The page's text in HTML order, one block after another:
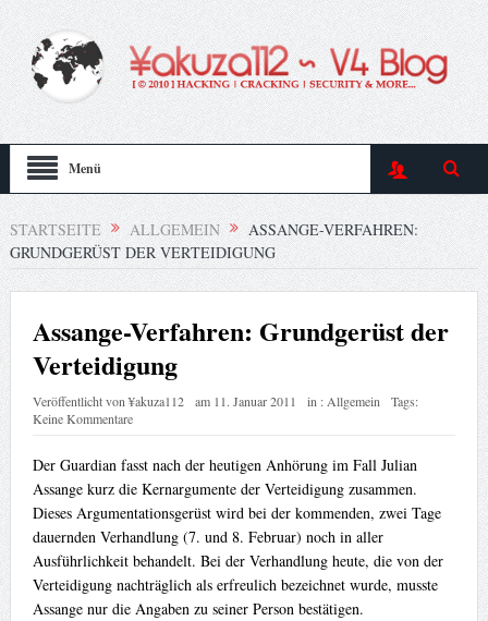
Menü
STARTSEITE ALLGEMEIN
ASSANGE-VERFAHREN:
GRUNDGERÜST DER VERTEIDIGUNG
Assange-Verfahren: Grundgerüst der
Verteidigung
Veröffentlicht von¥akuza112 am 11. Januar 2011 in : Allgemein
Tags:
Keine Kommentare
Der Guardian fasst nach der heutigen Anhörung im Fall Julian
Assange kurz die Kernargumente der Verteidigung zusammen.
Dieses Argumentationsgerüst wird bei der kommenden, zwei Tage
dauernden Verhandlung (7. und 8. Februar) noch in aller
Ausführlichkeit behandelt. Bei der Verhandlung heute, die von der
Verteidigung nachträglich als erfreulich bezeichnet wurde, musste
Assange nur die Angaben zu seiner Person bestätigen.